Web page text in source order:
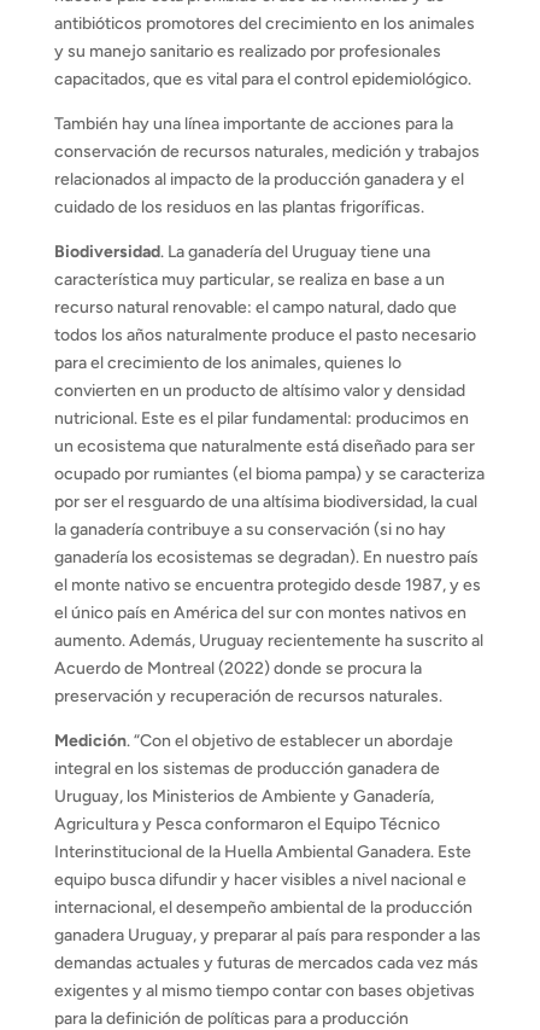
antibióticos promotores del crecimiento en los animales
y su manejo sanitario es realizado por profesionales
capacitados, que es vital para el control epidemiológico.
También hay una línea importante de acciones para la
conservación de recursos naturales, medición y trabajos
relacionados al impacto de la producción ganadera y el
cuidado de los residuos en las plantas frigoríficas.
Biodiversidad. La ganadería del Uruguay tiene una
característica muy particular, se realiza en base a un
recurso natural renovable: el campo natural, dado que
todos los años naturalmente produce el pasto necesario
para el crecimiento de los animales, quienes lo
convierten en un producto de altísimo valor y densidad
nutricional. Este es el pilar fundamental: producimos en
un ecosistema que naturalmente está diseñado para ser
ocupado por rumiantes (el bioma pampa) y se caracteriza
por ser el resguardo de una altísima biodiversidad, la cual
la ganadería contribuye a su conservación (si no hay
ganadería los ecosistemas se degradan). En nuestro país
el monte nativo se encuentra protegido desde 1987, y es
el único país en América del sur con montes nativos en
aumento. Además, Uruguay recientemente ha suscrito al
Acuerdo de Montreal (2022) donde se procura la
preservación y recuperación de recursos naturales.
Medición. “Con el objetivo de establecer un abordaje
integral en los sistemas de producción ganadera de
Uruguay, los Ministerios de Ambiente y Ganadería,
Agricultura y Pesca conformaron el Equipo Técnico
Interinstitucional de la Huella Ambiental Ganadera. Este
equipo busca difundir y hacer visibles a nivel nacional e
internacional, el desempeño ambiental de la producción
ganadera Uruguay, y preparar al país para responder a las
demandas actuales y futuras de mercados cada vez más
exigentes y al mismo tiempo contar con bases objetivas
para la definición de políticas para a producción